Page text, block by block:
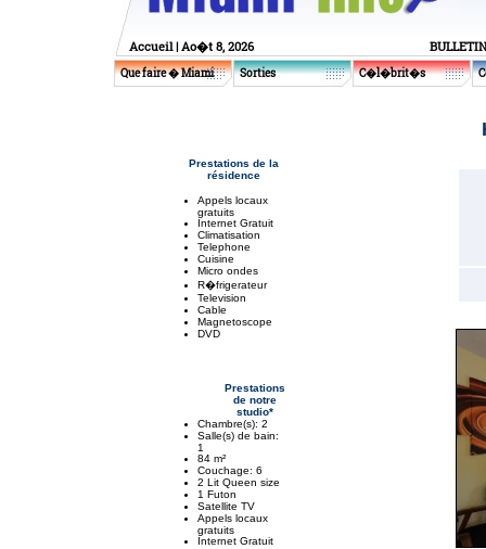
Accueil| Ao�t 8, 2026
Que faire � Miami Sorties C�l�brit�s
Prestations de la
résidence
Appels locaux
gratuits
Internet Gratuit
Climatisation
Telephone
Cuisine
Micro ondes
R�frigerateur
Television
Cable
Magnetoscope
DVD
Prestations
de notre
studio*
Chambre(s): 2
Salle(s) de bain:
1
84 m²
Couchage: 6
2 Lit Queen size
1 Futon
Satellite TV
Appels locaux
gratuits
Internet Gratuit